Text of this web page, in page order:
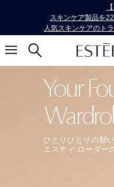
お会計にPayPayをご
Your
ひとりひとりの願
エスティ ローダー